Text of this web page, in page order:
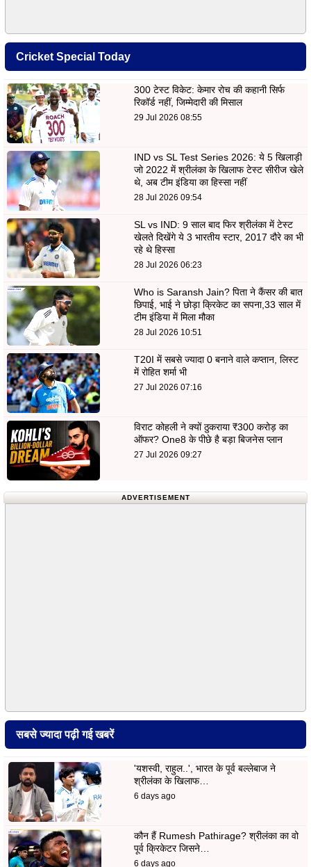
Cricket Special Today
300 टेस्ट विकेट: केमार रोच की कहानी सिर्फ
रिकॉर्ड नहीं, जिम्मेदारी की मिसाल
29 Jul 2026 08:55
IND vs SL Test Series 2026: ये 5 खिलाड़ी
जो 2022 में श्रीलंका के खिलाफ टेस्ट सीरीज खेले
थे, अब टीम इंडिया का हिस्सा नहीं
28 Jul 2026 09:54
SL vs IND: 9 साल बाद फिर श्रीलंका में टेस्ट
खेलते दिखेंगे ये 3 भारतीय स्टार, 2017 दौरे का भी
रहे थे हिस्सा
28 Jul 2026 06:23
Who is Saransh Jain? पिता ने कैंसर की बात
छिपाई, भाई ने छोड़ा क्रिकेट का सपना,33 साल में
टीम इंडिया में मिला मौका
28 Jul 2026 10:51
T20I में सबसे ज्यादा 0 बनाने वाले कप्तान, लिस्ट
में रोहित शर्मा भी
27 Jul 2026 07:16
विराट कोहली ने क्यों ठुकराया ₹300 करोड़ का
ऑफर? One8 के पीछे है बड़ा बिजनेस प्लान
27 Jul 2026 09:27
ADVERTISEMENT
सबसे ज्यादा पढ़ी गई खबरें
'यशस्वी, राहुल..', भारत के पूर्व बल्लेबाज ने
श्रीलंका के खिलाफ…
6 days ago
कौन हैं Rumesh Pathirage? श्रीलंका का वो
पूर्व क्रिकेटर जिसने…
6 days ago